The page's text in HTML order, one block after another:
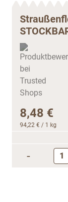
8,48 €
94,22 € / 1 kg
-